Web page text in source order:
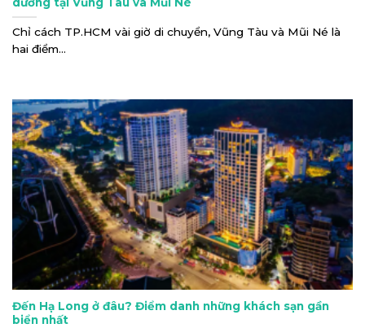
dưỡng tại Vũng Tàu và Mũi Né
Chỉ cách TP.HCM vài giờ di chuyển, Vũng Tàu và Mũi Né là
hai điểm...
Đến Hạ Long ở đâu? Điểm danh những khách sạn gần
biển nhất